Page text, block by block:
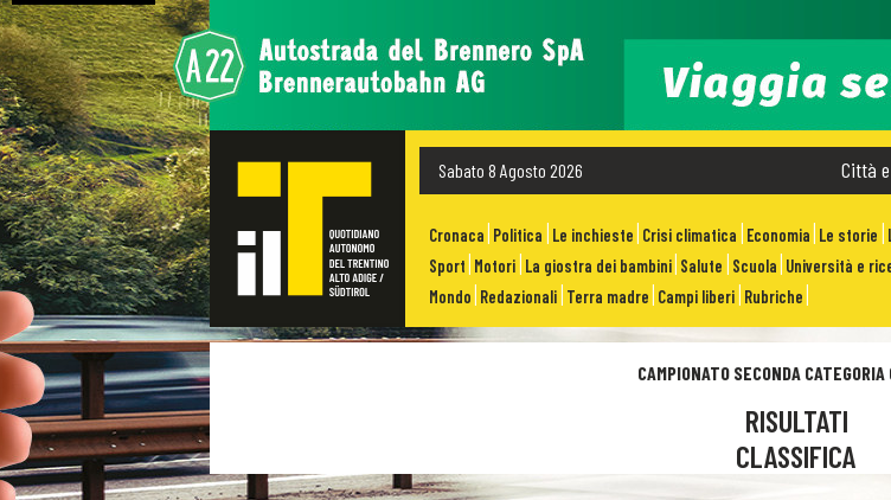
Sabato 8 Agosto 2026 Città
Cronaca Politica Le inchieste Crisi climatica Economia Le storie
Sport Motori La giostra dei bambini Salute Scuola Università e
Mondo Redazionali Terra madre Campi liberi Rubriche
CAMPIONATO SECONDA CATEGORIA
RISULTATI
CLASSIFICA